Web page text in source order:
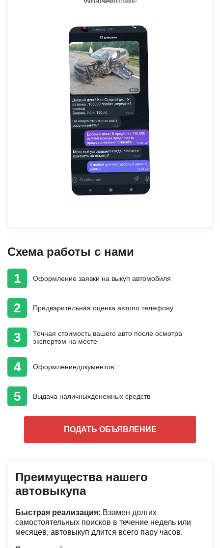
Схема работы с нами
1 Оформление заявки на выкуп автомобиля
2 Предварительная оценка автопо телефону
3 Точная стоимость вашего авто после осмотра
экспертом на месте
4 Оформлениедокументов
5 Выдача наличныхденежных средств
ПОДАТЬ ОБЪЯВЛЕНИЕ
Преимущества нашего
автовыкупа
Быстрая реализация: Взамен долгих
самостоятельных поисков в течение недель или
месяцев, автовыкуп длится всего пару часов.